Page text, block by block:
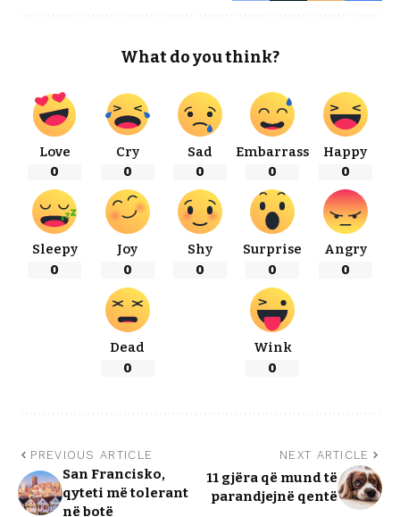
What do you think?
Love
0
Cry
0
Sad
0
Embarrass
0
Happy
0
Sleepy
0
Joy
0
Shy
0
Surprise
0
Angry
0
Dead
0
Wink
0
PREVIOUS ARTICLE
San Francisko,
qyteti më tolerant
në botë
NEXT ARTICLE
11 gjëra që mund të
parandjejnë qentë